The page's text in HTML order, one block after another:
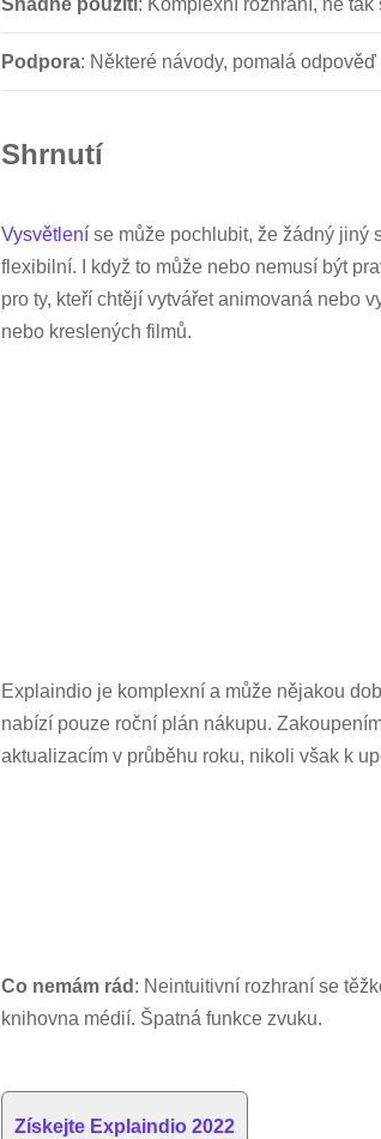
Snadné použití : Komplexní rozhraní, ne tak
Podpora: Některé návody, pomalá odpověď
Shrnutí
Vysvětlení se může pochlubit, že žádný jiný
flexibilní. I když to může nebo nemusí být
pro ty, kteří chtějí vytvářet animovaná nebo
nebo kreslených filmů.
Explaindio je komplexní a může nějakou
nabízí pouze roční plán nákupu.
aktualizacím v průběhu roku, nikoli však k
Co nemám rád : Neintuitivní rozhraní se
knihovna médií. Špatná funkce zvuku.
Získejte Explaindio 2022